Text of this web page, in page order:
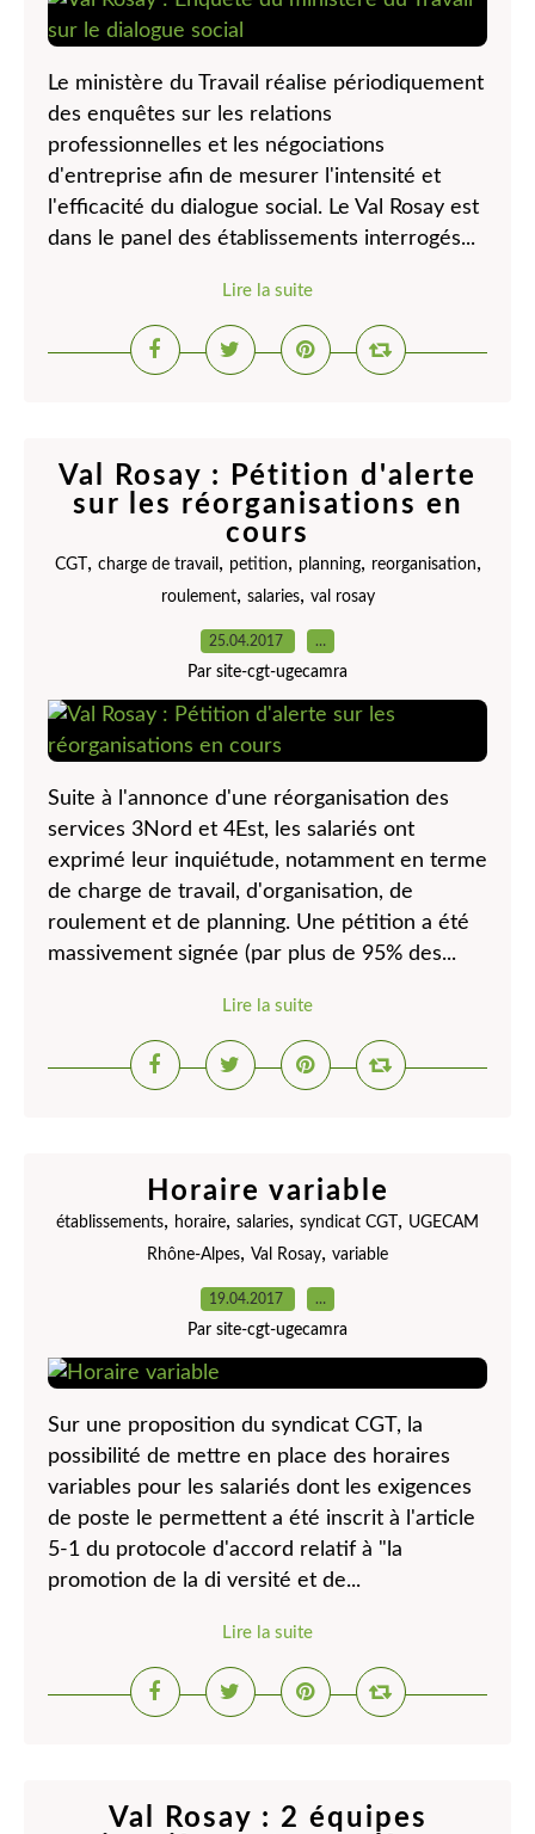
Le ministère du Travail réalise périodiquement
des enquêtes sur les relations
professionnelles et les négociations
d'entreprise afin de mesurer l'intensité et
l'efficacité du dialogue social. Le Val Rosay est
dans le panel des établissements interrogés...
Lire la suite
Val Rosay : Pétition d'alerte
sur les réorganisations en
cours
CGT , charge de travail, petition, planning, reorganisation,
roulement, salaries, val rosay
25.04.2017 …
Par site-cgt-ugecamra
Suite à l'annonce d'une réorganisation des
services 3Nord et 4Est, les salariés ont
exprimé leur inquiétude, notamment en terme
de charge de travail, d'organisation, de
roulement et de planning. Une pétition a été
massivement signée (par plus de 95% des...
Lire la suite
Horaire variable
établissements, horaire, salaries, syndicat CGT , UGECAM
Rhône-Alpes, Val Rosay, variable
19.04.2017 …
Par site-cgt-ugecamra
Sur une proposition du syndicat CGT, la
possibilité de mettre en place des horaires
variables pour les salariés dont les exigences
de poste le permettent a été inscrit à l'article
5-1 du protocole d'accord relatif à "la
promotion de la di versité et de...
Lire la suite
Val Rosay : 2 équipes